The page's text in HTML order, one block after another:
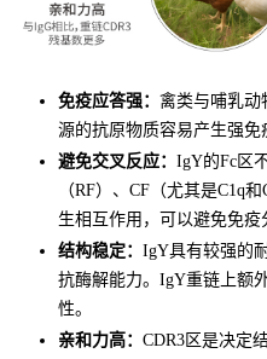
免疫应答强： 禽类与哺乳动
源的抗原物质容易产生强免
避免交叉反应： IgY的Fc区
（RF）、CF（尤其是C1q
生相互作用，可以避免免疫
结构稳定： IgY具有较强的
抗酶解能力。IgY重链上额
性。
亲和力高： CDR3区是决定